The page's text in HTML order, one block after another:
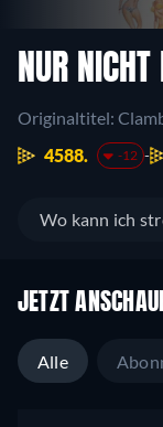
NUR
Originaltitel:
4588.
-12
Wo kann ich
JETZT
Alle